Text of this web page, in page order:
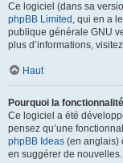
Ce logiciel (dans sa
phpBB Limited , qui en a
publique générale GNU
plus d’informations,
Haut
Pourquoi la
Ce logiciel a été
pensez qu’une
phpBB Ideas (en anglais)
en suggérer de nouvelles.